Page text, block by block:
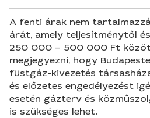
A fenti árak nem
árát, amely teljesítménytől
250 000 – 500 000 Ft
megjegyezni, hogy
füstgáz-kivezetés
és előzetes engedélyezést
esetén gázterv és
is szükséges lehet.